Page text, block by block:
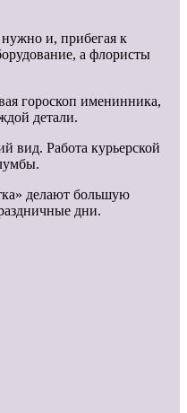
и, прибегая к
а флористы
гороскоп именинника,
детали.
вид. Работа курьерской
делают большую
дни.